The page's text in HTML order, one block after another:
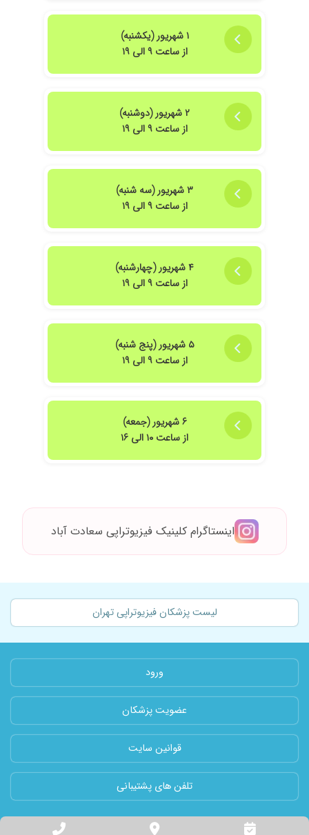
۱ شهریور (یکشنبه)
از ساعت ۹ الی ۱۹
۲ شهریور (دوشنبه)
از ساعت ۹ الی ۱۹
۳ شهریور (سه شنبه)
از ساعت ۹ الی ۱۹
۴ شهریور (چهارشنبه)
از ساعت ۹ الی ۱۹
۵ شهریور (پنج شنبه)
از ساعت ۹ الی ۱۹
۶ شهریور (جمعه)
از ساعت ۱۰ الی ۱۶
اینستاگرام کلینیک فیزیوتراپی سعادت آباد
لیست پزشکان فیزیوتراپی تهران
ورود
عضویت پزشکان
قوانین سایت
تلفن های پشتیبانی